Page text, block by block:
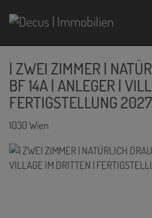
| ZWEI ZIMMER |
BF 14A | ANLEGER |
FERTIGSTELLUNG 2027
1030 Wien